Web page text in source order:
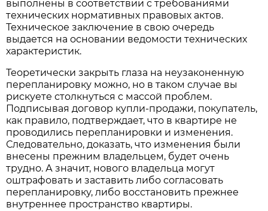
выполнены в соответствии с требованиями
технических нормативных правовых актов.
Техническое заключение в свою очередь
выдается на основании ведомости технических
характеристик.
Теоретически закрыть глаза на неузаконенную
перепланировку можно, но в таком случае вы
рискуете столкнуться с массой проблем.
Подписывая договор купли-продажи, покупатель,
как правило, подтверждает, что в квартире не
проводились перепланировки и изменения.
Следовательно, доказать, что изменения были
внесены прежним владельцем, будет очень
трудно. А значит, нового владельца могут
оштрафовать и заставить либо согласовать
перепланировку, либо восстановить прежнее
внутреннее пространство квартиры.